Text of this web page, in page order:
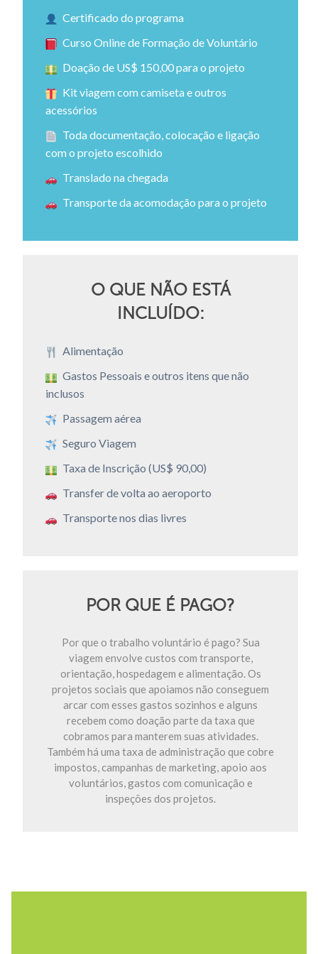
Certificado do programa
Curso Online de Formação de Voluntário
Doação de US$ 150,00 para o projeto
Kit viagem com camiseta e outros
acessórios
Toda documentação, colocação e ligação
com o projeto escolhido
Translado na chegada
Transporte da acomodação para o projeto
O QUE NÃO ESTÁ
INCLUÍDO:
Alimentação
Gastos Pessoais e outros itens que não
inclusos
Passagem aérea
Seguro Viagem
Taxa de Inscrição (US$ 90,00)
Transfer de volta ao aeroporto
Transporte nos dias livres
POR QUE É PAGO?
Por que o trabalho voluntário é pago? Sua
viagem envolve custos com transporte,
orientação, hospedagem e alimentação. Os
projetos sociais que apoiamos não conseguem
arcar com esses gastos sozinhos e alguns
recebem como doação parte da taxa que
cobramos para manterem suas atividades.
Também há uma taxa de administração que cobre
impostos, campanhas de marketing, apoio aos
voluntários, gastos com comunicação e
inspeções dos projetos.